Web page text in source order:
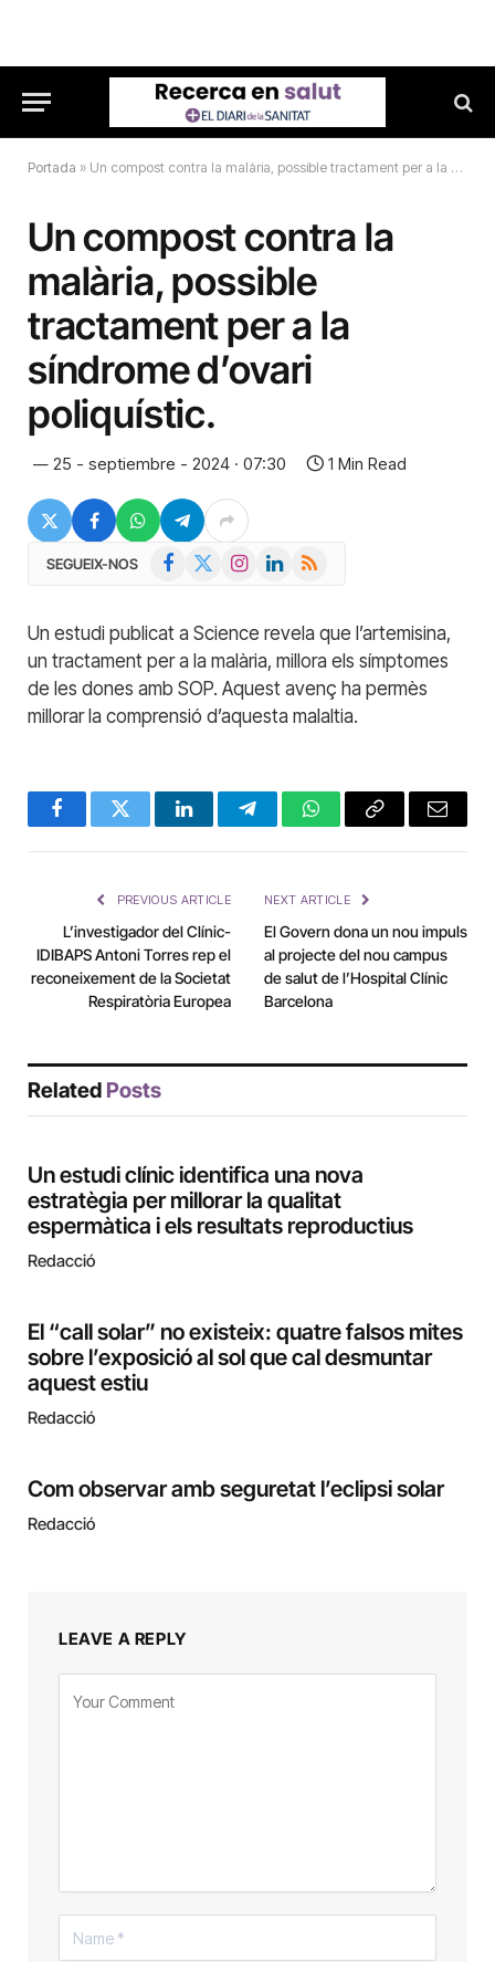
Portada » Un compost contra la malària, possible tractament per a la síndrome d’ovari poliquístic.
Un compost contra la
malària, possible
tractament per a la
síndrome d’ovari
poliquístic.
25 - septiembre - 2024 · 07:30 1 Min Read
SEGUEIX-NOS Facebook InstagramLinkedIn
RSS
Un estudi publicat a Science revela que l’artemisina,
un tractament per a la malària, millora els símptomes
de les dones amb SOP. Aquest avenç ha permès
millorar la comprensió d’aquesta malaltia.
FacebookTwitter LinkedInTelegramWhatsAppCopy
Email
PREVIOUS ARTICLE
L’investigador del Clínic-
IDIBAPS Antoni Torres rep el
reconeixement de la Societat
Respiratòria Europea
NEXT ARTICLE
El Govern dona un nou impuls
al projecte del nou campus
de salut de l’Hospital Clínic
Barcelona
Related Posts
Un estudi clínic identifica una nova
estratègia per millorar la qualitat
espermàtica i els resultats reproductius
Redacció
El “call solar” no existeix: quatre falsos mites
sobre l’exposició al sol que cal desmuntar
aquest estiu
Redacció
Com observar amb seguretat l’eclipsi solar
Redacció
LEAVE A REPLY